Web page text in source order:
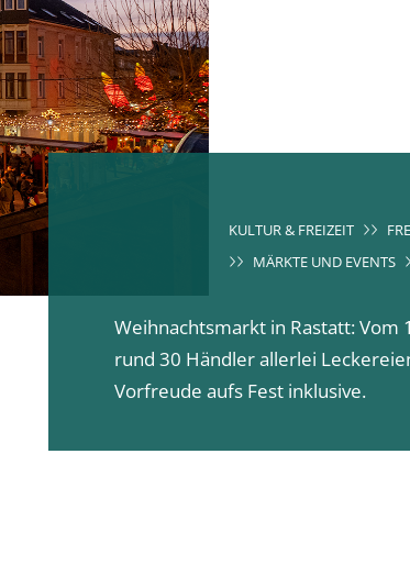
KULTUR & FREIZEIT
MÄRKTE UND EVENTS
Weihnachtsmarkt in Rastatt:
rund 30 Händler allerlei
Vorfreude aufs Fest inklusive.